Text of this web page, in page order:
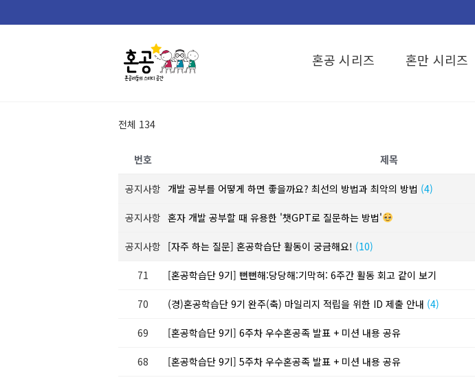
to
혼공 시리즈 혼만 시리즈
전체 134
번호 제목
공지사항 개발 공부를 어떻게 하면 좋을까요? 최선의 방법과 최악의 방법 (4)
공지사항 혼자 개발 공부할 때 유용한 '챗GPT로 질문하는 방법'
공지사항 [자주 하는 질문] 혼공학습단 활동이 궁금해요! (10)
71 [혼공학습단 9기] 뻔뻔해:당당해:기막혀: 6주간 활동 회고 같이 보기
70 (경)혼공학습단 9기 완주(축) 마일리지 적립을 위한 ID 제출 안내 (4)
69 [혼공학습단 9기] 6주차 우수혼공족 발표 + 미션 내용 공유
68 [혼공학습단 9기] 5주차 우수혼공족 발표 + 미션 내용 공유